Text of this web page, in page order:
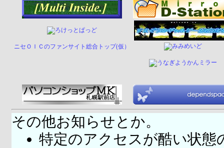
ニセＯＩＣのファンサイト総合トップ(仮）
その他お知らせとか。
特定のアクセスが酷い状態